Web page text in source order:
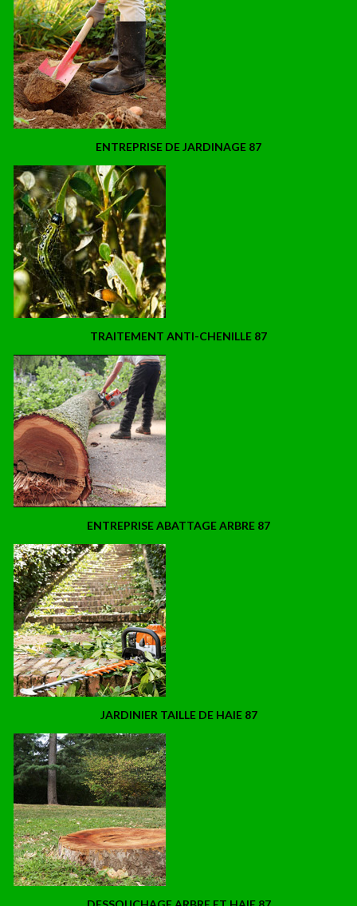
ENTREPRISE DE JARDINAGE 87
TRAITEMENT ANTI-CHENILLE 87
ENTREPRISE ABATTAGE ARBRE 87
JARDINIER TAILLE DE HAIE 87